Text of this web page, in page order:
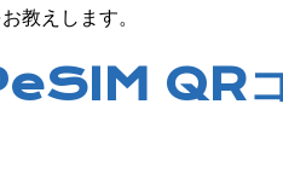
教えします。
QR